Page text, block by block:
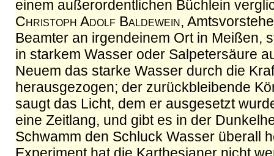
einem außerordentlichen Büchlein
Christoph Adolf Baldewein,
Beamter an irgendeinem Ort in Meißen,
in starkem Wasser oder Salpetersäure
Neuem das starke Wasser durch die
herausgezogen; der zurückbleibende
saugt das Licht, dem er ausgesetzt
eine Zeitlang, und gibt es in der
Schwamm den Schluck Wasser überall